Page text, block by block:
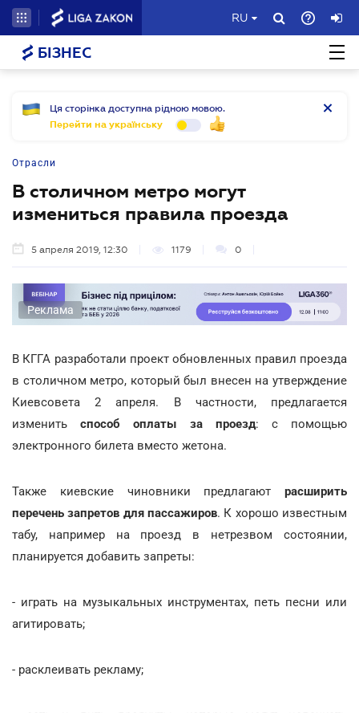
RU
БІЗНЕС
Ця сторінка доступна рідною мовою.
Перейти на українську
Отрасли
В столичном метро могут
измениться правила проезда
5 апреля 2019, 12:30 1179 0
Реклама
В КГГА разработали проект обновленных правил проезда
в столичном метро, который был внесен на утверждение
Киевсовета 2 апреля. В частности, предлагается
изменитьспособ оплаты за проезд: с помощью
электронного билета вместо жетона.
Также киевские чиновники предлагают расширить
перечень запретов для пассажиров. К хорошо известным
табу, например на проезд в нетрезвом состоянии,
планируется добавить запреты:
- играть на музыкальных инструментах, петь песни или
агитировать;
- расклеивать рекламу;